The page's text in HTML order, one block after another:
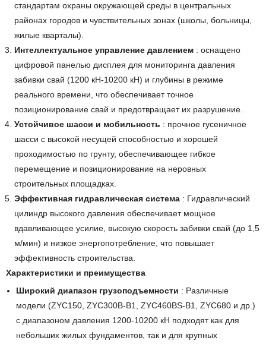
стандартам охраны окружающей среды в центральных
районах городов и чувствительных зонах (школы, больницы,
жилые кварталы).
Интеллектуальное управление давлением : оснащено
цифровой панелью дисплея для мониторинга давления
забивки свай (1200 кН-10200 кН) и глубины в режиме
реального времени, что обеспечивает точное
позиционирование свай и предотвращает их разрушение.
Устойчивое шасси и мобильность : прочное гусеничное
шасси с высокой несущей способностью и хорошей
проходимостью по грунту, обеспечивающее гибкое
перемещение и позиционирование на неровных
строительных площадках.
Эффективная гидравлическая система : Гидравлический
цилиндр высокого давления обеспечивает мощное
вдавливающее усилие, высокую скорость забивки свай (до 1,5
м/мин) и низкое энергопотребление, что повышает
эффективность строительства.
Характеристики и преимущества
Широкий диапазон грузоподъемности : Различные
модели (ZYC150, ZYC300B-B1, ZYC460BS-B1, ZYC680 и др.)
с диапазоном давления 1200-10200 кН подходят как для
небольших жилых фундаментов, так и для крупных